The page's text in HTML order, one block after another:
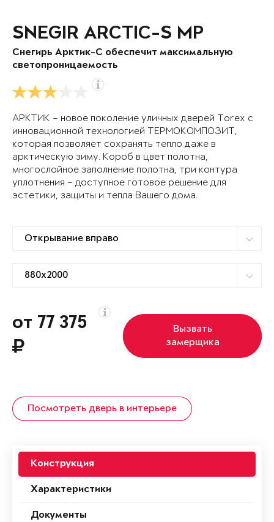
SNEGIR ARCTIC-S MP
Снегирь Арктик-С обеспечит максимальную
светопроницаемость
АРКТИК – новое поколение уличных дверей Torex с
инновационной технологией ТЕРМОКОМПОЗИТ,
которая позволяет сохранять тепло даже в
арктическую зиму. Короб в цвет полотна,
многослойное заполнение полотна, три контура
уплотнения – доступное готовое решение для
эстетики, защиты и тепла Вашего дома.
от 77 375
Вызвать
замерщика
Посмотреть дверь в интерьере
Конструкция
Характеристики
Документы